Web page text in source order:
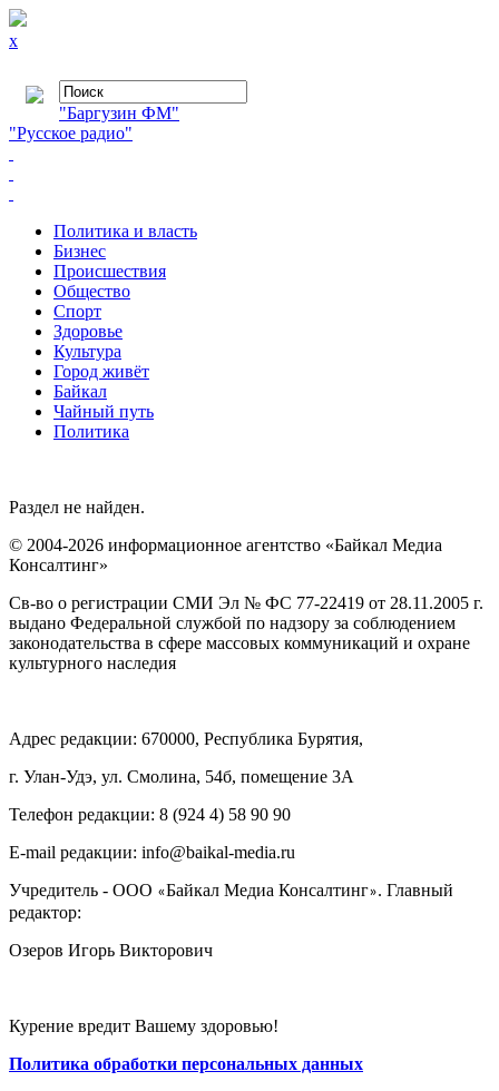
x
"Баргузин ФМ"
"Русское радио"
Политика и власть
Бизнес
Происшествия
Общество
Cпорт
Здоровье
Культура
Город живёт
Байкал
Чайный путь
Политика
Раздел не найден.
© 2004-2026 информационное агентство «Байкал Медиа
Консалтинг»
Св-во о регистрации СМИ Эл № ФС 77-22419 от 28.11.2005 г.
выдано Федеральной службой по надзору за соблюдением
законодательства в сфере массовых коммуникаций и охране
культурного наследия
Адрес редакции: 670000, Республика Бурятия,
г. Улан-Удэ, ул. Смолина, 54б, помещение 3А
Телефон редакции: ‎‎8 (924 4) 58 90 90
E-mail редакции: info@baikal-media.ru
Учредитель - ООО «Байкал Медиа Консалтинг». Главный
редактор:
Озеров Игорь Викторович
Курение вредит Вашему здоровью!
Политика обработки персональных данных